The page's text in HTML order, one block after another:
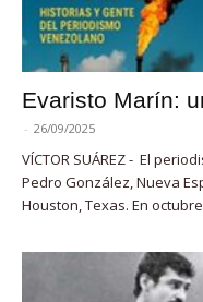
Evaristo Marín:
- 26/09/2025
VÍCTOR SUÁREZ - El
Pedro González, Nueva
Houston, Texas. En